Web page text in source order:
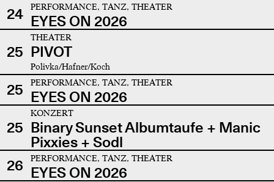
24 PERFORMANCE, TANZ, THEATER
EYES ON 2026
25
THEATER
PIVOT
Polivka/Hafner/Koch
25 PERFORMANCE, TANZ, THEATER
EYES ON 2026
25
KONZERT
Binary Sunset Albumtaufe + Manic
Pixxies + Sodl
26
PERFORMANCE, TANZ, THEATER
EYES ON 2026